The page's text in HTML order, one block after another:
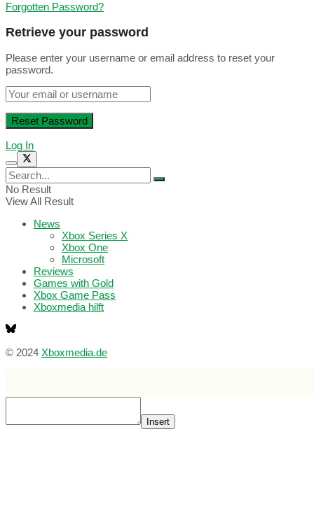
Forgotten Password?
Retrieve your password
Please enter your username or email address to reset your
password.
Log In
No Result
View All Result
News
Xbox Series X
Xbox One
Microsoft
Reviews
Games with Gold
Xbox Game Pass
Xboxmedia hilft
© 2024 Xboxmedia.de
Insert